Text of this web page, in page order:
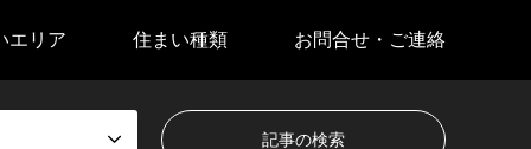
エリア 住まい種類 お問合せ・ご連絡